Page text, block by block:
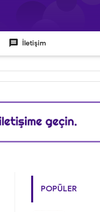
message İletişim
POPÜLER